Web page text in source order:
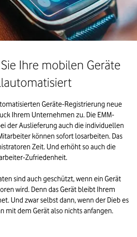
Ihre mobilen Geräte
Geräte-Registrierung neue
Ihrem Unternehmen zu. Die EMM-
der Auslieferung auch die individuellen
können sofort losarbeiten. Das
Zeit. Und erhöht so auch die
Zufriedenheit.
sind auch geschützt, wenn ein Gerät
wird. Denn das Gerät bleibt Ihrem
Und zwar selbst dann, wenn der Dieb es
mit dem Gerät also nichts anfangen.